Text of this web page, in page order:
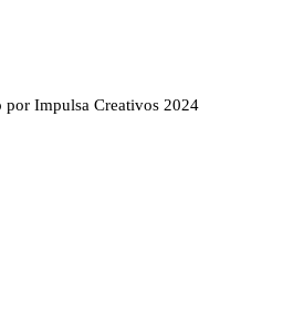
por Impulsa Creativos 2024